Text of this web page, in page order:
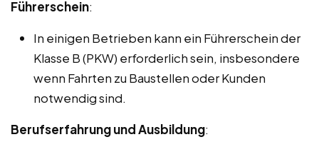
Führerschein:
In einigen Betrieben kann ein Führerschein der
Klasse B (PKW) erforderlich sein, insbesondere
wenn Fahrten zu Baustellen oder Kunden
notwendig sind.
Berufserfahrung und Ausbildung: